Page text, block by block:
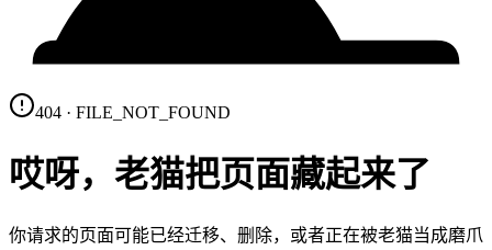
404 · FILE_NOT_FOUND
哎呀，老猫把页面藏起来了
你请求的页面可能已经迁移、删除，或者正在被老猫当成磨爪